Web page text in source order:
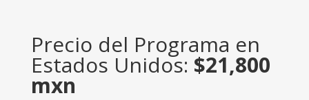
Precio del Programa en
Estados Unidos: $21,800
mxn